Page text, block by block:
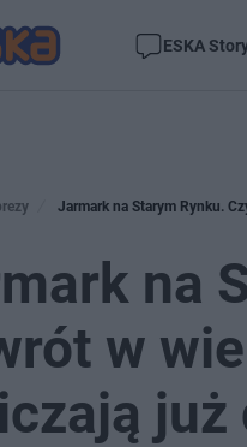
ESKA
Jarmark na Starym Rynku.
na
w
już